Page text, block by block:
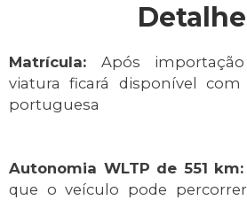
Matrícula: Após
viatura ficará disponível
portuguesa
Autonomia WLTP de 551 km:
que o veículo pode